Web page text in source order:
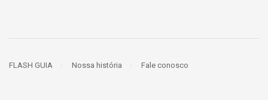
FLASH GUIA Nossa história Fale conosco